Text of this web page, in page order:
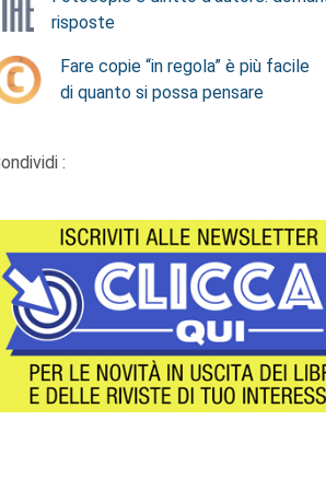
risposte
Fare copie “in regola” è più facile
di quanto si possa pensare
: